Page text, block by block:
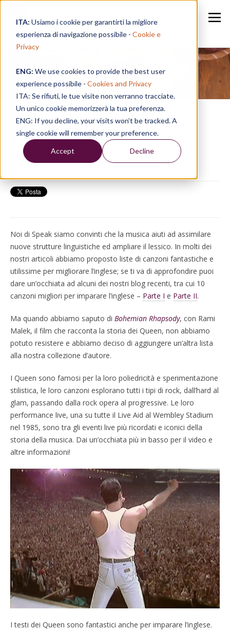
ITA: Usiamo i cookie per garantirti la migliore
esperienza di navigazione possibile - Cookie e
Privacy
ENG: We use cookies to provide the best user
experience possibile - Cookies and Privacy
ITA: Se rifiuti, le tue visite non verranno tracciate.
Un unico cookie memorizzerà la tua preferenza.
ENG: If you decline, your visits won’t be tracked. A
single cookie will remember your preference.
Accept Decline
Speak in a Week
SPEAK TIPS | We Will Rock
You! Migliora l'inglese con i
Queen
Noi di Speak siamo convinti che la musica aiuti ad assimilare
nuove strutture linguistiche ed ampliare il lessico. In molti dei
nostri articoli abbiamo proposto liste di canzoni fantastiche e
utilissime per migliorare l’inglese; se ti va di approfondire puoi
dare un’occhiata ad alcuni dei nostri blog recenti, tra cui 10
canzoni migliori per imparare l’inglese – Parte I e Parte II.
Ma quando abbiamo saputo di Bohemian Rhapsody, con Rami
Malek, il film che racconta la storia dei Queen, non abbiamo
potuto resistere e abbiamo deciso di aggiungere un’altra lista
alla nostra collezione d’autore.
I Queen sono famosi per la loro poliedricità e sperimentazione
stilistica, le loro canzoni esplorano tutti i tipi di rock, dall’hard al
glam, passando dalla rock opera al progressive. Le loro
performance live, una su tutte il Live Aid al Wembley Stadium
nel 1985, sono tra gli eventi live più ricordati e iconici della
storia della musica. Dai un’occhiata più in basso per il video e
altre informazioni!
I testi dei Queen sono fantastici anche per imparare l’inglese.